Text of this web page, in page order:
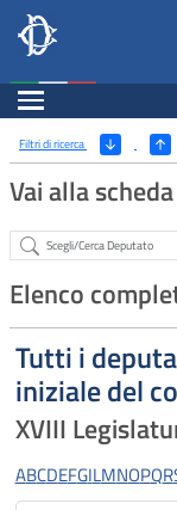
Deputati, Camera
Salta al contenuto
Salta al menu di
Espandi
Ricerca
Filtri di ricerca (Apri/Chiudi filtri)
Vai alla
Abstract
Elenco
Tutti i
iniziale del
XVIII
ABCDEFGILMNOPQR
Navigazione
Fine pagina
Salta al contenuto
Salta al menu di
Vai a inizio pagina